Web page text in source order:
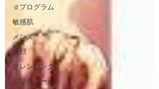
ｄプログラム
敏感肌
メンズ
洗顔
クレンジング
エリクシール